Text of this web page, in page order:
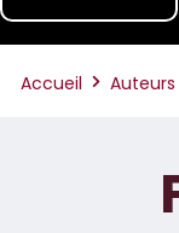
Accueil Auteurs